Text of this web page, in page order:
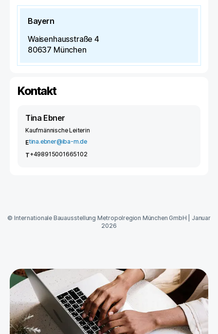
Bayern
Waisenhausstraße 4
80637 München
Kontakt
Tina Ebner
Kaufmännische Leiterin
Etina.ebner@iba-m.de
T+498915001665102
© Internationale Bauausstellung Metropolregion München GmbH
Januar
2026